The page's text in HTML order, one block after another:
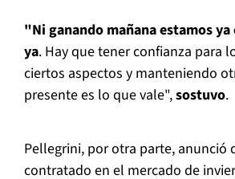
"Ni ganando mañana estamos
ya. Hay que tener confianza para
ciertos aspectos y manteniendo
presente es lo que vale",sostuvo.
Pellegrini, por otra parte, anunció
contratado en el mercado de